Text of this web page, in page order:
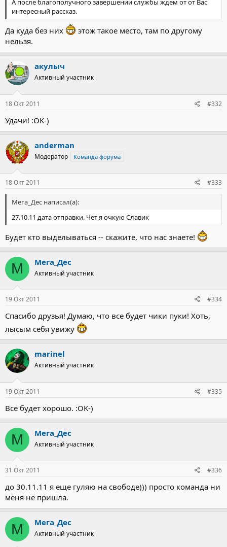
интересный рассказ.
Да куда без них
этож такое место, там по другому
нельзя.
акулыч
Активный участник
18 Окт 2011 #332
Удачи! :OK-)
anderman
Модератор Команда форума
18 Окт 2011 #333
Мега_Дес написал(а):
27.10.11 дата отправки. Чет я очкую Славик
Будет кто выделываться -- скажите, что нас знаете!
М Мега_Дес
Активный участник
19 Окт 2011 #334
Спасибо друзья! Думаю, что все будет чики пуки! Хоть,
лысым себя увижу
marinel
Активный участник
19 Окт 2011 #335
Все будет хорошо. :OK-)
М Мега_Дес
Активный участник
31 Окт 2011 #336
до 30.11.11 я еще гуляю на свободе))) просто команда ни
меня не пришла.
М Мега_Дес
Активный участник